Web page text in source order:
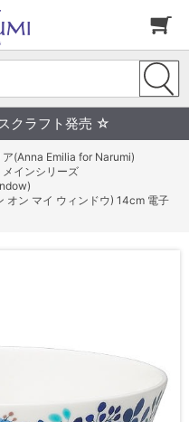
クラフト発売 ☆
ア(Anna Emilia for Narumi)
インシリーズ
オン マイ ウィンドウ) 14cm 電子